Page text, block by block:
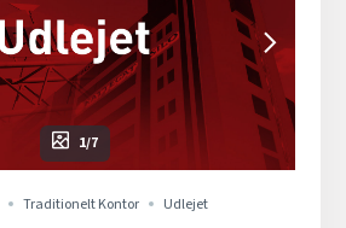
1/7
Traditionelt Kontor Udlejet